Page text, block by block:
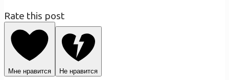
Rate this post
Мне нравится Не нравится